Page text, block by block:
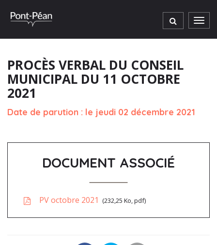
PROCÈS VERBAL DU CONSEIL
MUNICIPAL DU 11 OCTOBRE
2021
Date de parution : le jeudi 02 décembre 2021
DOCUMENT ASSOCIÉ
PV octobre 2021 232,25 Ko, pdf